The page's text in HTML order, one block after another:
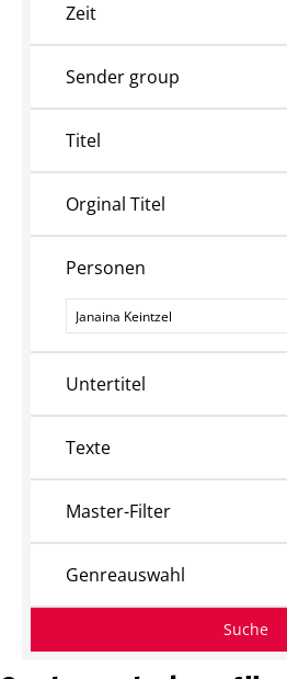
Zeit
Sender group
Titel
Orginal Titel
Personen
Personen
Untertitel
Texte
Master-Filter
Genreauswahl
Suche